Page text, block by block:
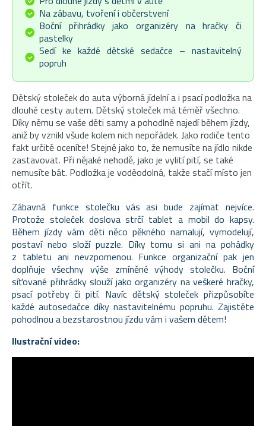
Na zábavu, tvoření i občerstvení
Boční přihrádky jako organizéry na hračky či
pastelky
Sedí ke každé dětské sedačce – nastavitelný
popruh
Dětský stoleček do auta výborná jídelní a i psací podložka na
dlouhé cesty autem. Dětský stoleček má téměř všechno.
Díky němu se vaše děti samy a pohodlně najedí během jízdy,
aniž by vznikl všude kolem nich nepořádek. Jako rodiče tento
fakt určitě oceníte! Stejně jako to, že nemusíte na jídlo nikde
zastavovat. Při nějaké nehodě, jako je vylití pití, se také
nemusíte bát. Podložka je voděodolná, takže stačí místo jen
otřít.
Zábavná funkce stolečku vás asi bude zajímat nejvíce.
Protože stoleček doslova strčí tablet a mobil do kapsy.
Během jízdy vám děti něco pěkného namalují, vymodelují,
postaví nebo složí puzzle. Díky tomu si ani na pohádky
z tabletu ani nevzpomenou. Funkce organizační pak jen
doplňuje všechny výše zmíněné výhody stolečku. Boční
síťované přihrádky slouží jako organizéry na veškeré hračky,
psací potřeby či pití. Navíc dětský stoleček přizpůsobíte
každé autosedačce díky nastavitelnému popruhu. Zajistěte
pohodlnou a bezstarostnou jízdu vám i vašem dětem!
Ilustrační video: